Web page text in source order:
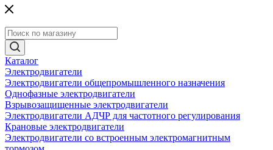
Каталог
Электродвигатели
Электродвигатели общепромышленного назначения
Однофазные электродвигатели
Взрывозащищенные электродвигатели
Электродвигатели АДЧР для частотного регулирования
Крановые электродвигатели
Электродвигатели со встроенным электромагнитным